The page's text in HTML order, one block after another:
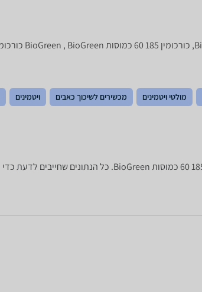
מולטי ויטמינים מכשירים לשיכוך כאבים ויטמינים